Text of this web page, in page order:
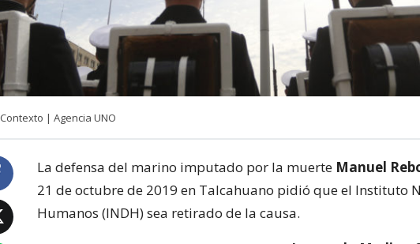
Contexto | Agencia UNO
La defensa del marino imputado por la muerte Manuel
21 de octubre de 2019 en Talcahuano pidió que el Instituto
Humanos (INDH) sea retirado de la causa.